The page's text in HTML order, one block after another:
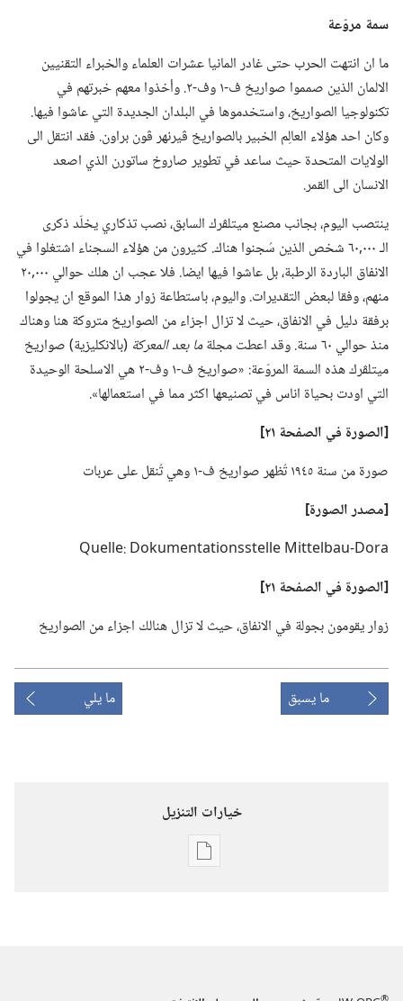
سمة مروّعة
ما ان انتهت الحرب حتى غادر المانيا عشرات العلماء والخبراء التقنيين
الالمان الذين صمموا صواريخ ف-‏١ وف-‏٢.‏ وأخذوا معهم خبرتهم في
تكنولوجيا الصواريخ،‏ واستخدموها في البلدان الجديدة التي عاشوا فيها.‏
وكان احد هؤلاء العالِم الخبير بالصواريخ ڤيرنهر ڤون براون.‏ فقد انتقل الى
الولايات المتحدة حيث ساعد في تطوير صاروخ ساتورن الذي اصعد
الانسان الى القمر.‏
ينتصب اليوم،‏ بجانب مصنع ميتلڤرك السابق،‏ نصب تذكاري يخلّد ذكرى
الـ‍ ٠٠٠‏,٦٠ شخص الذين سُجنوا هناك.‏ كثيرون من هؤلاء السجناء اشتغلوا في
الانفاق الباردة الرطبة،‏ بل عاشوا فيها ايضا.‏ فلا عجب ان هلك حوالي ٠٠٠‏,٢٠
منهم،‏ وفقا لبعض التقديرات.‏ واليوم،‏ باستطاعة زوار هذا الموقع ان يجولوا
برفقة دليل في الانفاق،‏ حيث لا تزال اجزاء من الصواريخ متروكة هنا وهناك
منذ حوالي ٦٠ سنة.‏ وقد اعطت مجلة
ما بعد المعركة ‏(‏بالانكليزية)‏ صواريخ
ميتلڤرك هذه السمة المروّعة:‏ «صواريخ ف-‏١ وف-‏٢ هي الاسلحة الوحيدة
التي اودت بحياة اناس في تصنيعها اكثر مما في استعمالها».‏
‏[الصورة في الصفحة ٢١]‏
صورة من سنة ١٩٤٥ تُظهر صواريخ ف-‏١ وهي تُنقل على عربات
‏[مصدر الصورة]‏
Quelle: Dokumentationsstelle Mittelbau-Dora
‏[الصورة في الصفحة ٢١]‏
زوار يقومون بجولة في الانفاق،‏ حيث لا تزال هنالك اجزاء من الصواريخ
ما يسبق ما يلي
خيارات التنزيل
خيارات